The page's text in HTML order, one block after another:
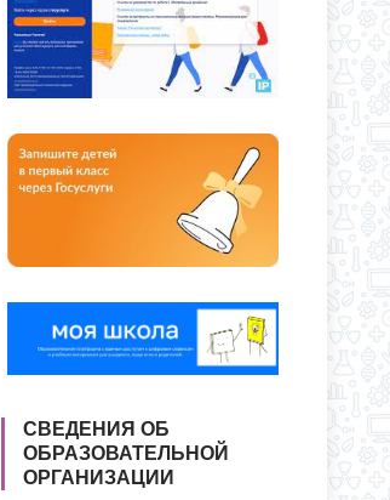
СВЕДЕНИЯ ОБ
ОБРАЗОВАТЕЛЬНОЙ
ОРГАНИЗАЦИИ